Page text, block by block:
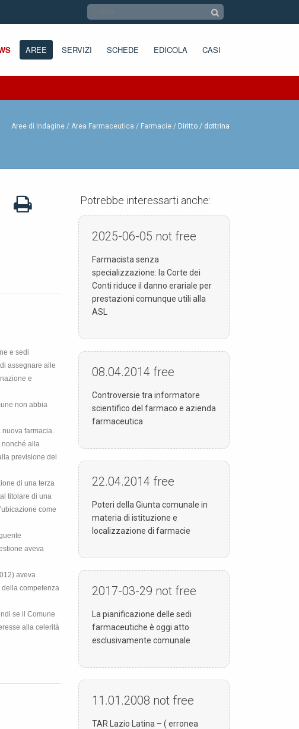
AREE SERVIZI SCHEDE EDICOLA CASI
Aree di Indagine / Area Farmaceutica / Farmacie Diritto / dottrina
e sedi
assegnare alle
e
non abbia
nuova farmacia.
nonché alla
previsione del
di una terza
titolare di una
come
aveva
aveva
della competenza
se il Comune
alla celerità
Potrebbe interessarti anche:
2025-06-05 not free
Farmacista senza
specializzazione: la Corte dei
Conti riduce il danno erariale per
prestazioni comunque utili alla
ASL
08.04.2014 free
Controversie tra informatore
scientifico del farmaco e azienda
farmaceutica
22.04.2014 free
Poteri della Giunta comunale in
materia di istituzione e
localizzazione di farmacie
2017-03-29 not free
La pianificazione delle sedi
farmaceutiche è oggi atto
esclusivamente comunale
11.01.2008 not free
TAR Lazio Latina – ( erronea